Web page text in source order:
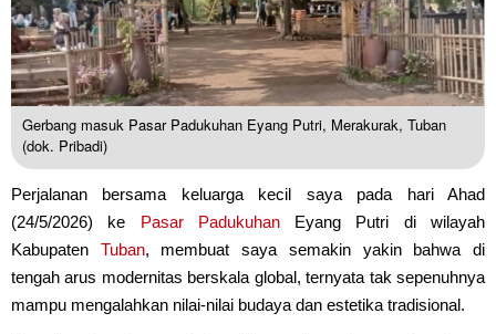
Gerbang masuk Pasar Padukuhan Eyang Putri, Merakurak, Tuban
(dok. Pribadi)
Perjalanan bersama keluarga kecil saya pada hari Ahad
(24/5/2026) ke Pasar PadukuhanEyang Putri di wilayah
Kabupaten Tuban, membuat saya semakin yakin bahwa di
tengah arus modernitas berskala global, ternyata tak sepenuhnya
mampu mengalahkan nilai-nilai budaya dan estetika tradisional.